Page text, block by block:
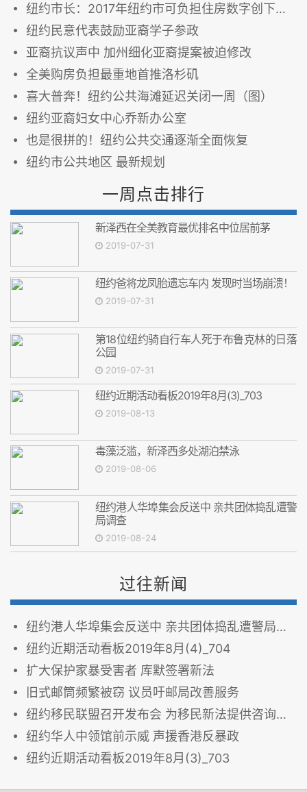
纽约市长：2017年纽约市可负担住房数字创下新高
纽约民意代表鼓励亚裔学子参政
亚裔抗议声中 加州细化亚裔提案被迫修改
全美购房负担最重地首推洛杉矶
喜大普奔！纽约公共海滩延迟关闭一周（图）
纽约亚裔妇女中心乔新办公室
也是很拼的！纽约公共交通逐渐全面恢复
纽约市公共地区 最新规划
一周点击排行
新泽西在全美教育最优排名中位居前茅
2019-07-31
纽约爸将龙凤胎遗忘车内 发现时当场崩溃！
2019-07-31
第18位纽约骑自行车人死于布鲁克林的日落
公园
2019-07-31
纽约近期活动看板2019年8月(3)_703
2019-08-13
毒藻泛滥，新泽西多处湖泊禁泳
2019-08-06
纽约港人华埠集会反送中 亲共团体捣乱遭警
局调查
2019-08-24
过往新闻
纽约港人华埠集会反送中 亲共团体捣乱遭警局调查
纽约近期活动看板2019年8月(4)_704
扩大保护家暴受害者 库默签署新法
旧式邮筒频繁被窃 议员吁邮局改善服务
纽约移民联盟召开发布会 为移民新法提供咨询服务
纽约华人中领馆前示威 声援香港反暴政
纽约近期活动看板2019年8月(3)_703